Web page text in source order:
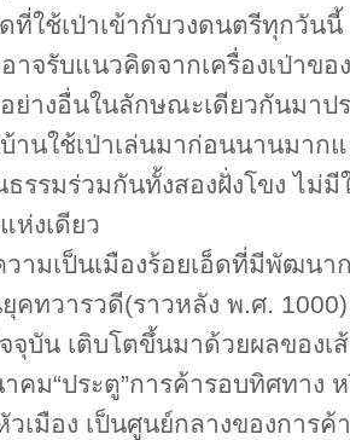
ที่ใช้เป่าเข้ากับวงดนตรีทุกวัน
าจรับแนวคิดจากเครื่องเป่าขอ
ย่างอื่นในลักษณะเดียวกันมาป
านใช้เป่าเล่นมาก่อนนานมาก
รรมร่วมกันทั้งสองฝั่งโขง ไม่มี
ห่งเดียว
มเป็นเมืองร้อยเอ็ดที่มีพัฒนา
คทวารวดี(ราวหลัง พ.ศ.
จุบัน เติบโตขึ้นมาด้วยผลของเ
คม“ประตู”การค้ารอบทิศทาง
วเมือง เป็นศูนย์กลางของการ